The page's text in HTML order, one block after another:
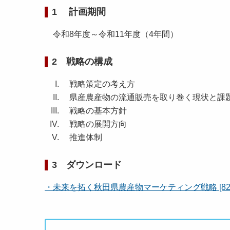
1 計画期間
令和8年度～令和11年度（4年間）
2 戦略の構成
戦略策定の考え方
県産農産物の流通販売を取り巻く現状と課
戦略の基本方針
戦略の展開方向
推進体制
3 ダウンロード
・未来を拓く秋田県農産物マーケティング戦略